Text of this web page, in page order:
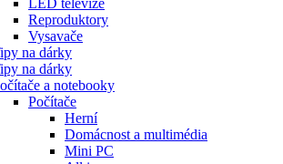
LED televize
Reproduktory
Vysavače
na dárky
na dárky
a notebooky
Počítače
Herní
Domácnost a multimédia
Mini PC